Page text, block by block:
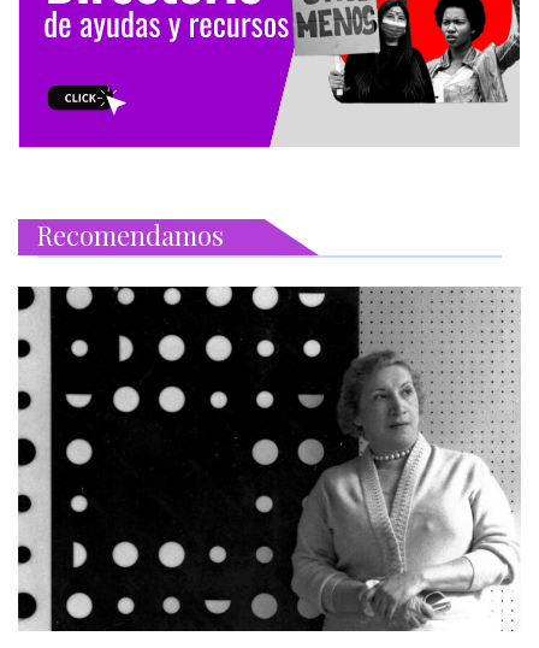
Recomendamos